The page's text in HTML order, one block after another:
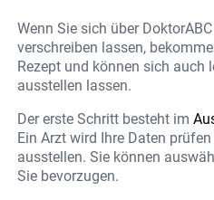
Wenn Sie sich über
verschreiben lassen,
Rezept und können sich auch
ausstellen lassen.
Der erste Schritt besteht im
Ein Arzt wird Ihre Daten
ausstellen. Sie können
Sie bevorzugen.